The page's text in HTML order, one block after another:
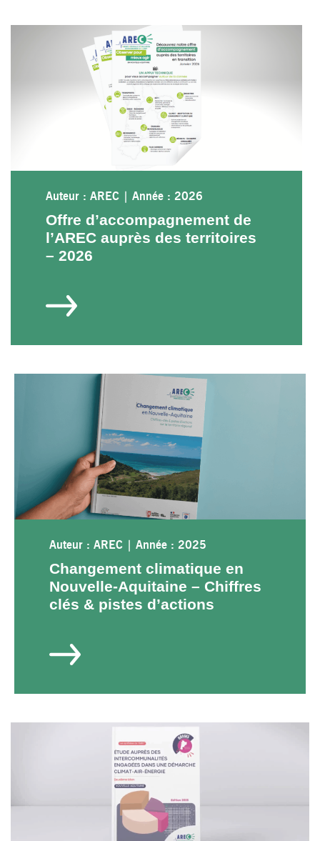
Auteur : AREC | Année : 2026
Offre d’accompagnement de
l’AREC auprès des territoires
– 2026
Auteur : AREC | Année : 2025
Changement climatique en
Nouvelle-Aquitaine – Chiffres
clés & pistes d’actions